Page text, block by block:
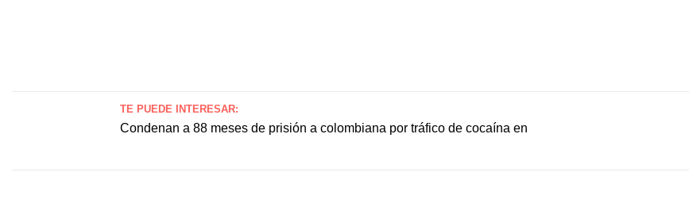
TE PUEDE INTERESAR:
Condenan a 88 meses de prisión a colombiana por tráfico de cocaína en